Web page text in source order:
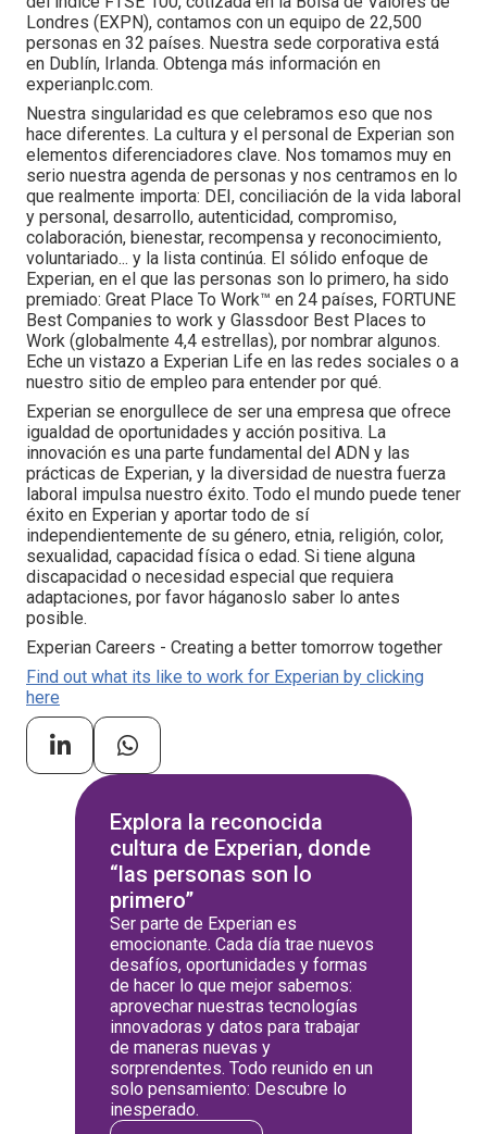
Londres (EXPN), contamos con un equipo de 22,500
personas en 32 países. Nuestra sede corporativa está
en Dublín, Irlanda. Obtenga más información en
experianplc.com.
Nuestra singularidad es que celebramos eso que nos
hace diferentes. La cultura y el personal de Experian son
elementos diferenciadores clave. Nos tomamos muy en
serio nuestra agenda de personas y nos centramos en lo
que realmente importa: DEI, conciliación de la vida laboral
y personal, desarrollo, autenticidad, compromiso,
colaboración, bienestar, recompensa y reconocimiento,
voluntariado... y la lista continúa. El sólido enfoque de
Experian, en el que las personas son lo primero, ha sido
premiado: Great Place To Work™ en 24 países, FORTUNE
Best Companies to work y Glassdoor Best Places to
Work (globalmente 4,4 estrellas), por nombrar algunos.
Eche un vistazo a Experian Life en las redes sociales o a
nuestro sitio de empleo para entender por qué.
Experian se enorgullece de ser una empresa que ofrece
igualdad de oportunidades y acción positiva. La
innovación es una parte fundamental del ADN y las
prácticas de Experian, y la diversidad de nuestra fuerza
laboral impulsa nuestro éxito. Todo el mundo puede tener
éxito en Experian y aportar todo de sí
independientemente de su género, etnia, religión, color,
sexualidad, capacidad física o edad. Si tiene alguna
discapacidad o necesidad especial que requiera
adaptaciones, por favor háganoslo saber lo antes
posible.
Experian Careers - Creating a better tomorrow together
Find out what its like to work for Experian by clicking
here
Explora la reconocida
cultura de Experian, donde
“las personas son lo
primero”
Ser parte de Experian es
emocionante. Cada día trae nuevos
desafíos, oportunidades y formas
de hacer lo que mejor sabemos:
aprovechar nuestras tecnologías
innovadoras y datos para trabajar
de maneras nuevas y
sorprendentes. Todo reunido en un
solo pensamiento: Descubre lo
inesperado.